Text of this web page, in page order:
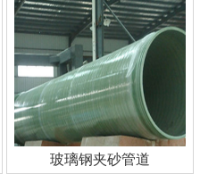
玻璃钢夹砂管道